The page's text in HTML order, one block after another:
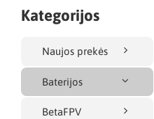
Kategorijos
Naujos prekės
Baterijos
BetaFPV